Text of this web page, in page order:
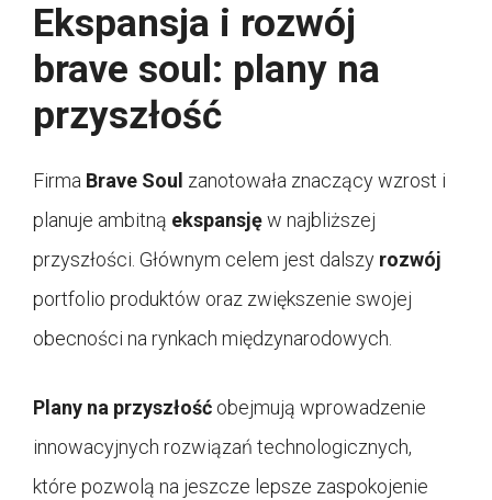
Ekspansja i rozwój
brave soul: plany na
przyszłość
Firma Brave Soul zanotowała znaczący wzrost i
planuje ambitną ekspansjęw najbliższej
przyszłości. Głównym celem jest dalszy rozwój
portfolio produktów oraz zwiększenie swojej
obecności na rynkach międzynarodowych.
Plany na przyszłość obejmują wprowadzenie
innowacyjnych rozwiązań technologicznych,
które pozwolą na jeszcze lepsze zaspokojenie